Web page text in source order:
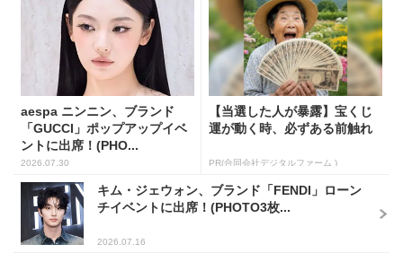
aespa ニンニン、ブランド
「GUCCI」ポップアップイベ
ントに出席！(PHO...
2026.07.30
【当選した人が暴露】宝くじ
運が動く時、必ずある前触れ
PR(合同会社デジタルファーム )
キム・ジェウォン、ブランド「FENDI」ローン
チイベントに出席！(PHOTO3枚...
2026.07.16